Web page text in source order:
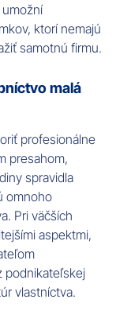
ktorí nemajú
samotnú firmu.
malá
profesionálne
presahom,
spravidla
omnoho
Pri väčších
aspektmi,
podnikateľskej
vlastníctva.